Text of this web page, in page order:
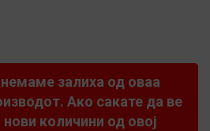
залиха од оваа
Ако сакате да ве
количини од овој